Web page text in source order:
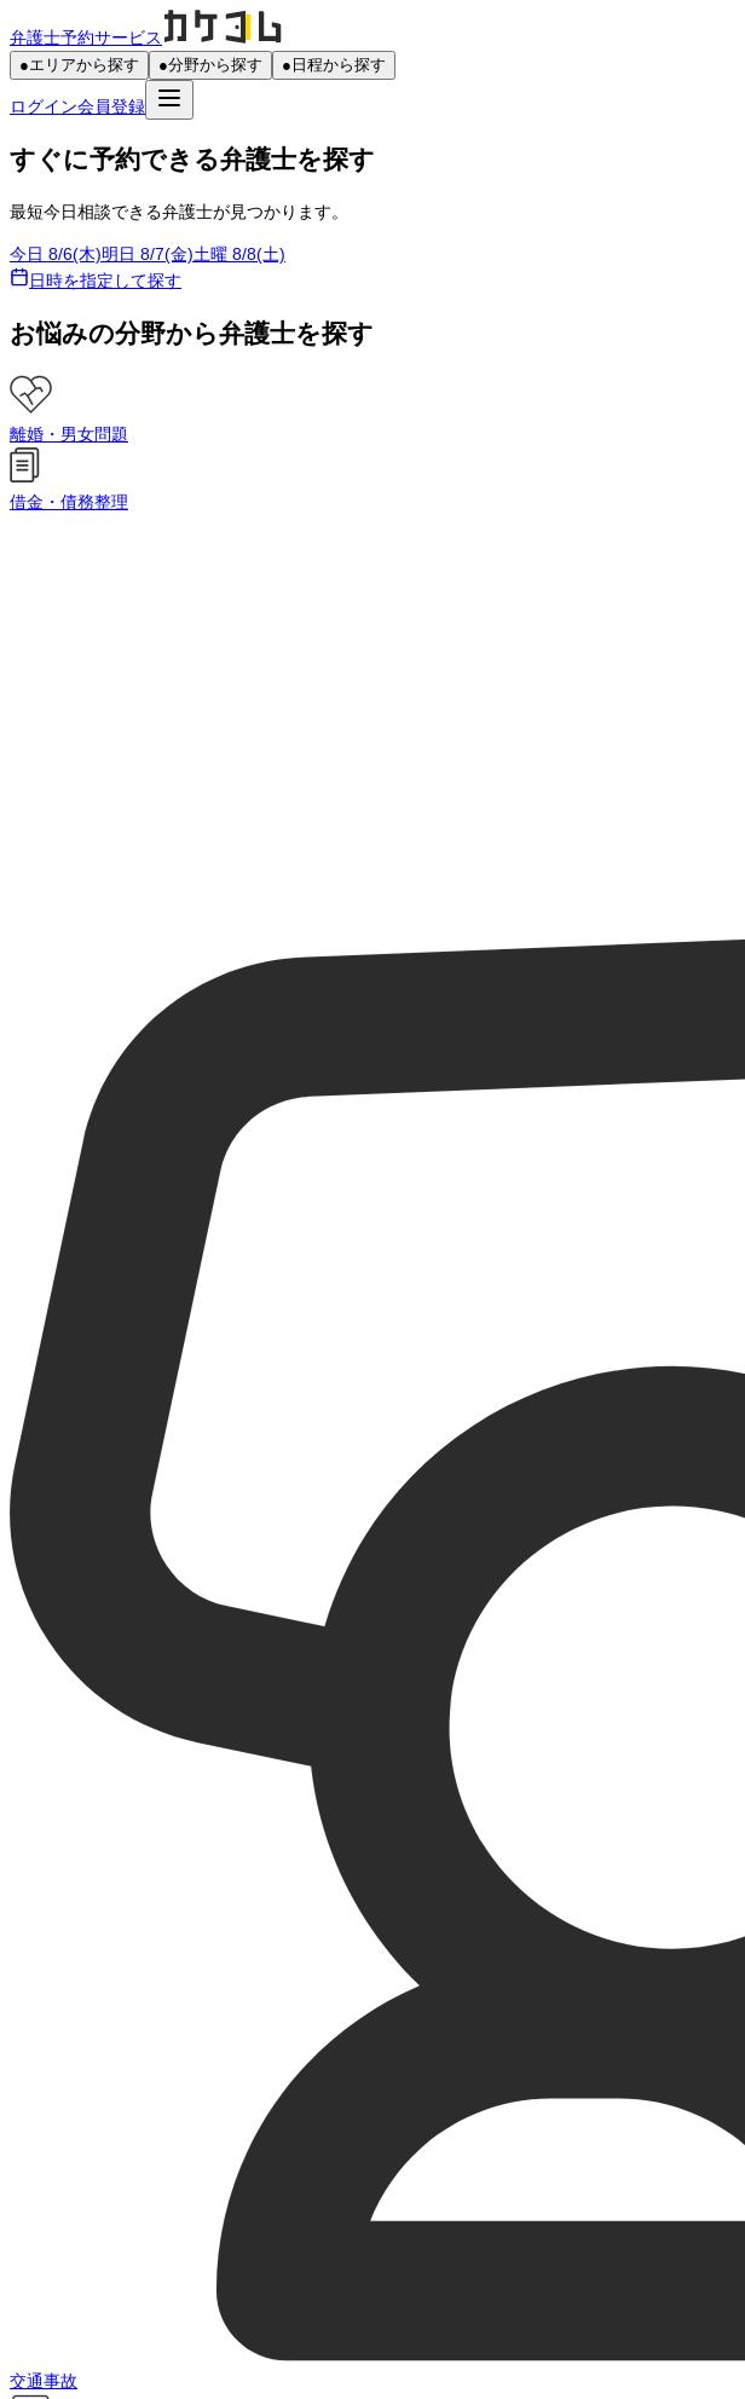
弁護士予約サービス
●エリアから探す ●分野から探す ● 日程から探す
ログイン会員登録
すぐに予約できる弁護士を探す
最短今日相談できる弁護士が見つかります。
今日 8/6(木)明日 8/7(金)土曜 8/8(土)
日時を指定して探す
お悩みの分野から弁護士を探す
離婚・男女問題
借金・債務整理
交通事故